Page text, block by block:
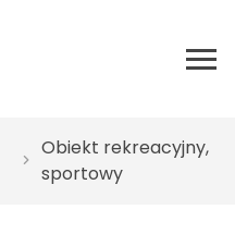
Obiekt rekreacyjny,
sportowy